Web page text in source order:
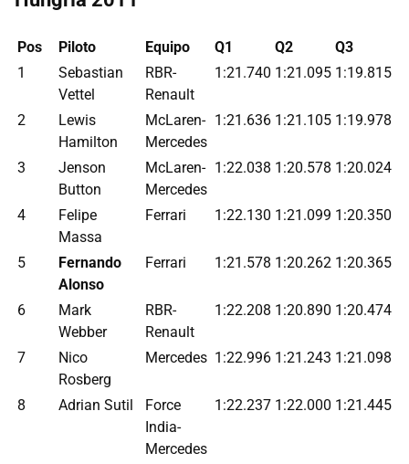
Pos Piloto Equipo Q1 Q2
Q3
1
Sebastian
Vettel
RBR-
Renault
1:21.740 1:21.095 1:19.815
2
Lewis
Hamilton
McLaren-
Mercedes
1:21.636 1:21.105 1:19.978
3
Jenson
Button
McLaren-
Mercedes
1:22.038 1:20.578 1:20.024
4
Felipe
Massa
Ferrari 1:22.130 1:21.099 1:20.350
5
Fernando
Alonso
Ferrari 1:21.578 1:20.262 1:20.365
6
Mark
Webber
RBR-
Renault
1:22.208 1:20.890 1:20.474
7
Nico
Rosberg
Mercedes 1:22.996 1:21.243 1:21.098
8 Adrian Sutil
Force
India-
Mercedes
1:22.237 1:22.000 1:21.445